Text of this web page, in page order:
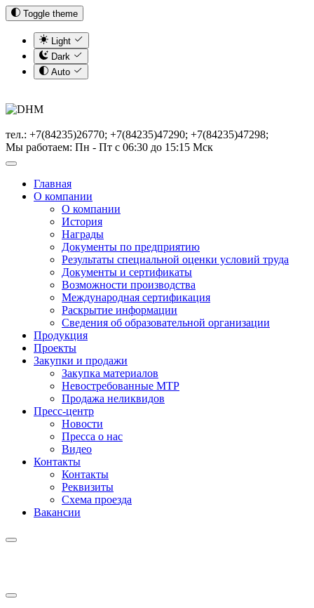
Toggle theme
Light
Dark
Auto
тел.: +7(84235)26770; +7(84235)47290; +7(84235)47298;
Мы работаем: Пн - Пт с 06:30 до 15:15 Мск
Главная
О компании
О компании
История
Награды
Документы по предприятию
Результаты специальной оценки условий труда
Документы и сертификаты
Возможности производства
Международная сертификация
Раскрытие информации
Сведения об образовательной организации
Продукция
Проекты
Закупки и продажи
Закупка материалов
Невостребованные МТР
Продажа неликвидов
Пресс-центр
Новости
Пресса о нас
Видео
Контакты
Контакты
Реквизиты
Схема проезда
Вакансии